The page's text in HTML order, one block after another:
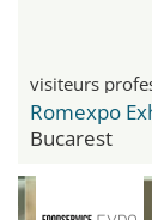
visiteurs
Romexpo
Bucarest